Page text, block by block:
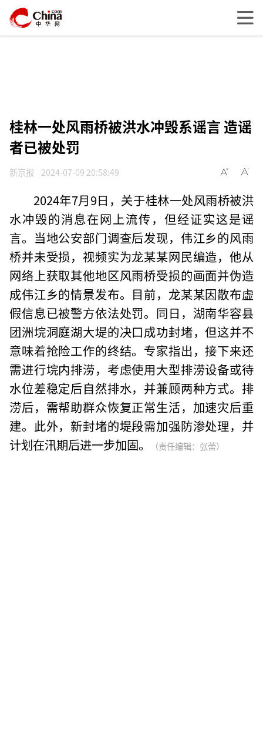
桂林一处风雨桥被洪水冲毁系谣言 造谣
者已被处罚
新京报 2024-07-09 20:58:49
2024年7月9日，关于桂林一处风雨桥被洪
水冲毁的消息在网上流传，但经证实这是谣
言。当地公安部门调查后发现，伟江乡的风雨
桥并未受损，视频实为龙某某网民编造，他从
网络上获取其他地区风雨桥受损的画面并伪造
成伟江乡的情景发布。目前，龙某某因散布虚
假信息已被警方依法处罚。同日，湖南华容县
团洲垸洞庭湖大堤的决口成功封堵，但这并不
意味着抢险工作的终结。专家指出，接下来还
需进行垸内排涝，考虑使用大型排涝设备或待
水位差稳定后自然排水，并兼顾两种方式。排
涝后，需帮助群众恢复正常生活，加速灾后重
建。此外，新封堵的堤段需加强防渗处理，并
计划在汛期后进一步加固。
（责任编辑：张蕾）